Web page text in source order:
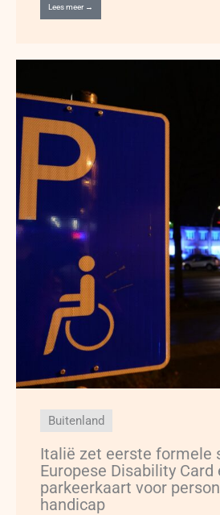
Lees meer →
Buitenland
Italië zet eerste formele
Europese Disability Card
parkeerkaart voor
handicap